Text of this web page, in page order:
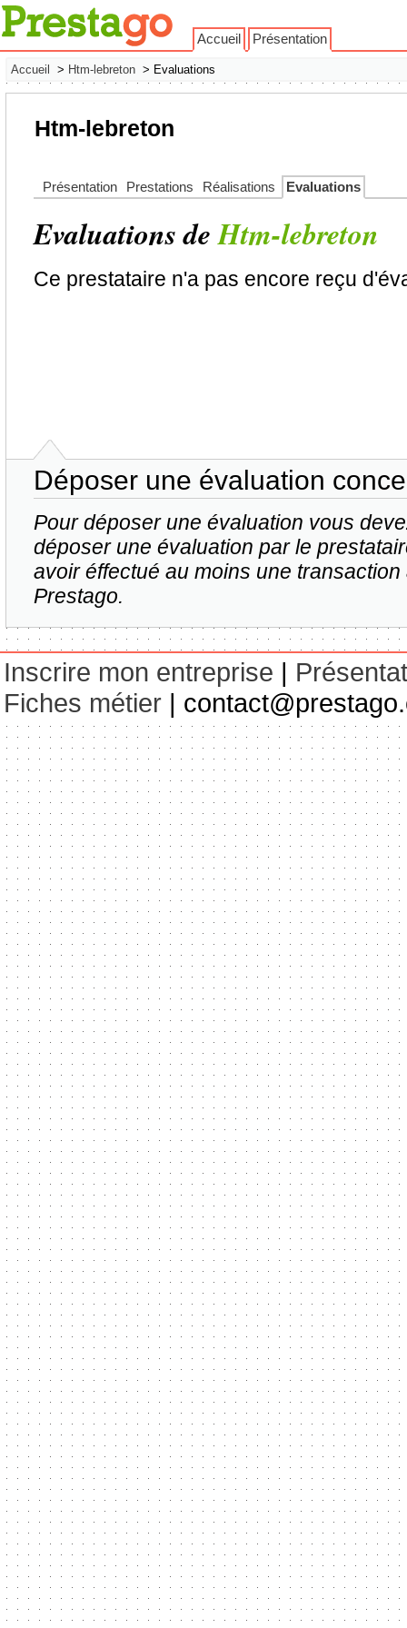
Accueil Présentation
Accueil > Htm-lebreton > Evaluations
Htm-lebreton
Présentation Prestations Réalisations Evaluations
Evaluations deHtm-lebreton
Ce prestataire n'a pas encore reçu
Déposer une évaluation
Pour déposer une évaluation vous
déposer une évaluation par le
avoir éffectué au moins une
Prestago.
Inscrire mon entreprise |
Fiches métier |